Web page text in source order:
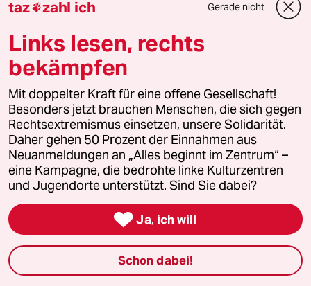
Mehr taz Angebote
Reisen
Kantine
Shop
Anzeigen
Fragen & Hilfe
taz zahl ich Gerade nicht
Links lesen, rechts
bekämpfen
Mit doppelter Kraft für eine offene Gesellschaft!
Besonders jetzt brauchen Menschen, die sich gegen
Rechtsextremismus einsetzen, unsere Solidarität.
Daher gehen 50 Prozent der Einnahmen aus
Neuanmeldungen an „Alles beginnt im Zentrum“ –
eine Kampagne, die bedrohte linke Kulturzentren
und Jugendorte unterstützt. Sind Sie dabei?
 Ja, ich will
Schon dabei!